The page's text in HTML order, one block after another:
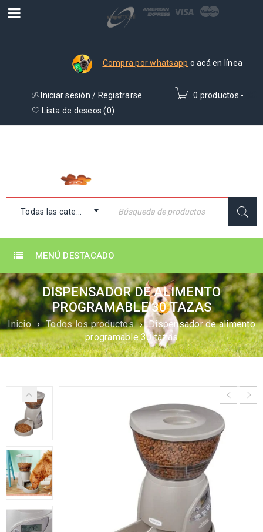
Compra por whatsapp o acá en línea
0 productos -
Iniciar sesión / Registrarse
Lista de deseos (0)
Todas las categorías
MENÚ DESTACADO
DISPENSADOR DE ALIMENTO
PROGRAMABLE 30 TAZAS
Inicio › Todos los productos ›
Dispensador de alimento
programable 30 tazas